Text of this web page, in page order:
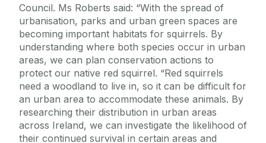
Council. Ms Roberts said: “With the spread of
urbanisation, parks and urban green spaces are
becoming important habitats for squirrels. By
understanding where both species occur in urban
areas, we can plan conservation actions to
protect our native red squirrel. “Red squirrels
need a woodland to live in, so it can be difficult for
an urban area to accommodate these animals. By
researching their distribution in urban areas
across Ireland, we can investigate the likelihood of
their continued survival in certain areas and